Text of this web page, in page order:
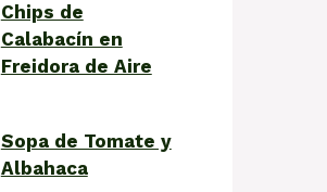
Chips de
Calabacín en
Freidora de Aire
Sopa de Tomate y
Albahaca